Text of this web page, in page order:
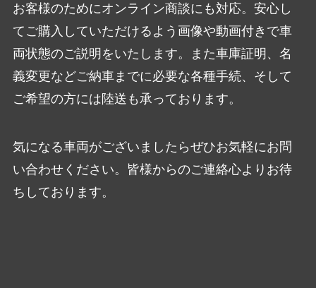
お客様のためにオンライン商談にも対応。安心し
てご購入していただけるよう画像や動画付きで車
両状態のご説明をいたします。また車庫証明、名
義変更などご納車までに必要な各種手続、そして
ご希望の方には陸送も承っております。
気になる車両がございましたらぜひお気軽にお問
い合わせください。皆様からのご連絡心よりお待
ちしております。